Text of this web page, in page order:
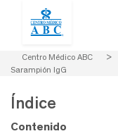
Centro Médico ABC >
Sarampión IgG
Índice
Contenido